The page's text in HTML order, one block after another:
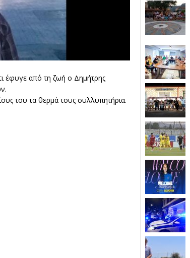
έφυγε από τη ζωή ο Δημήτρης
του τα θερμά τους συλλυπητήρια.